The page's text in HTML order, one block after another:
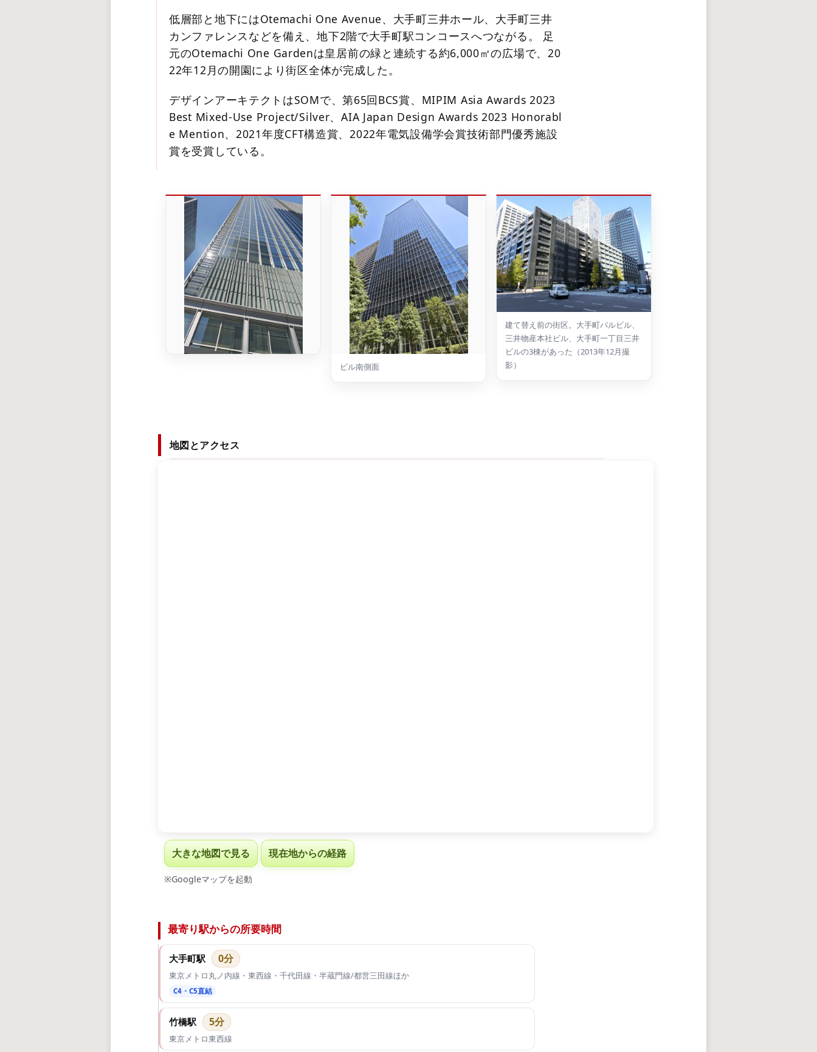
低層部と地下にはOtemachi One Avenue、大手町三井ホール、大手町三井
カンファレンスなどを備え、地下2階で大手町駅コンコースへつながる。 足
元のOtemachi One Gardenは皇居前の緑と連続する約6,000㎡の広場で、20
22年12月の開園により街区全体が完成した。
デザインアーキテクトはSOMで、第65回BCS賞、MIPIM Asia Awards 2023
Best Mixed-Use Project/Silver、AIA Japan Design Awards 2023 Honorabl
e Mention、2021年度CFT構造賞、2022年電気設備学会賞技術部門優秀施設
賞を受賞している。
ビル南側面
建て替え前の街区。大手町パルビル、
三井物産本社ビル、大手町一丁目三井
ビルの3棟があった（2013年12月撮
影）
地図とアクセス
大きな地図で見る 現在地からの経路
※Googleマップを起動
最寄り駅からの所要時間
大手町駅 0分
東京メトロ丸ノ内線・東西線・千代田線・半蔵門線/都営三田線ほか
C4・C5直結
竹橋駅 5分
東京メトロ東西線